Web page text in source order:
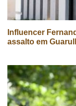
Influencer
assalto em